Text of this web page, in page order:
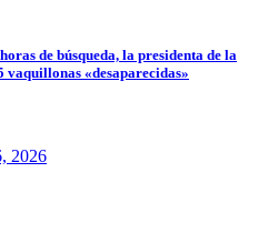
de búsqueda, la presidenta de la
«desaparecidas»
2026